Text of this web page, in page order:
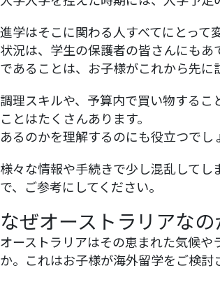
進学はそこに関わる人すべてにとっ
状況は、学生の保護者の皆さんにも
であることは、お子様がこれから先に
調理スキルや、予算内で買い物する
ことはたくさんあります。
あるのかを理解するのにも役立つでし
様々な情報や手続きで少し混乱して
で、ご参考にしてください。
なぜオーストラリアなの
オーストラリアはその恵まれた気候
か。これはお子様が海外留学をご検討